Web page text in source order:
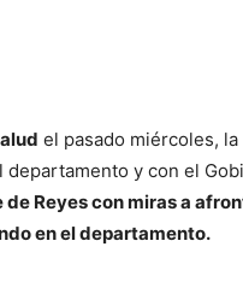
el pasado miércoles,
y con el
Reyes con miras a
en el departamento.